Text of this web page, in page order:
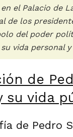
en el Palacio de
de los
del poder
vida personal
de
su vida
de Pedro